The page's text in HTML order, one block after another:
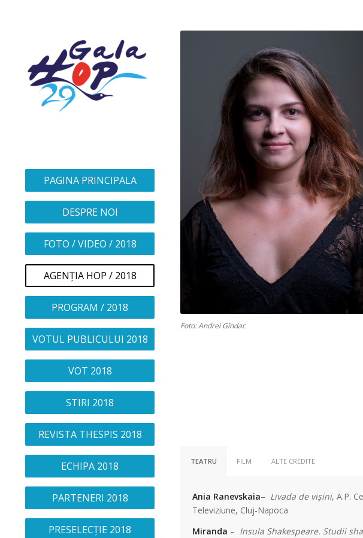
PAGINA PRINCIPALA
DESPRE NOI
FOTO / VIDEO / 2018
AGENȚIA HOP / 2018
PROGRAM / 2018
VOTUL PUBLICULUI 2018
VOT 2018
STIRI 2018
REVISTA THESPIS 2018
ECHIPA 2018
PARTENERI 2018
PRESELECȚIE 2018
Foto: Andrei Gîndac
TEATRU FILM ALTE CREDITE
Ania Ranevskaia– Livada de vișini, A.P.
Televiziune, Cluj-Napoca
Miranda – Insula Shakespeare. Studii